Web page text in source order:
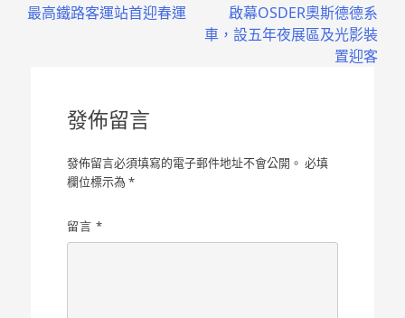
最高鐵路客運站首迎春運
啟幕OSDER奧斯德德系
車，設五年夜展區及光影裝
置迎客
發佈留言
發佈留言必須填寫的電子郵件地址不會公開。 必填
欄位標示為*
留言*